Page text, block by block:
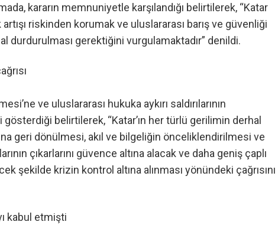
kararın memnuniyetle karşılandığı belirtilerek, “Katar
artışı riskinden korumak ve uluslararası barış ve güvenliği
durdurulması gerektiğini vurgulamaktadır” denildi.
ve uluslararası hukuka aykırı saldırılarının
belirtilerek, “Katar’ın her türlü gerilimin derhal
geri dönülmesi, akıl ve bilgeliğin önceliklendirilmesi ve
çıkarlarını güvence altına alacak ve daha geniş çaplı
şekilde krizin kontrol altına alınması yönündeki çağrısını
kabul etmişti